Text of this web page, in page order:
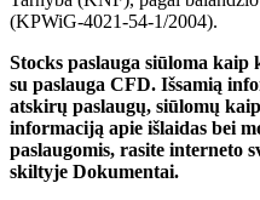
(KPWiG-4021-54-1/2004).
Stocks paslauga siūloma
su paslauga CFD. Išsamią
atskirų paslaugų, siūlomų
informaciją apie išlaidas bei
paslaugomis, rasite interneto
skiltyje Dokumentai.